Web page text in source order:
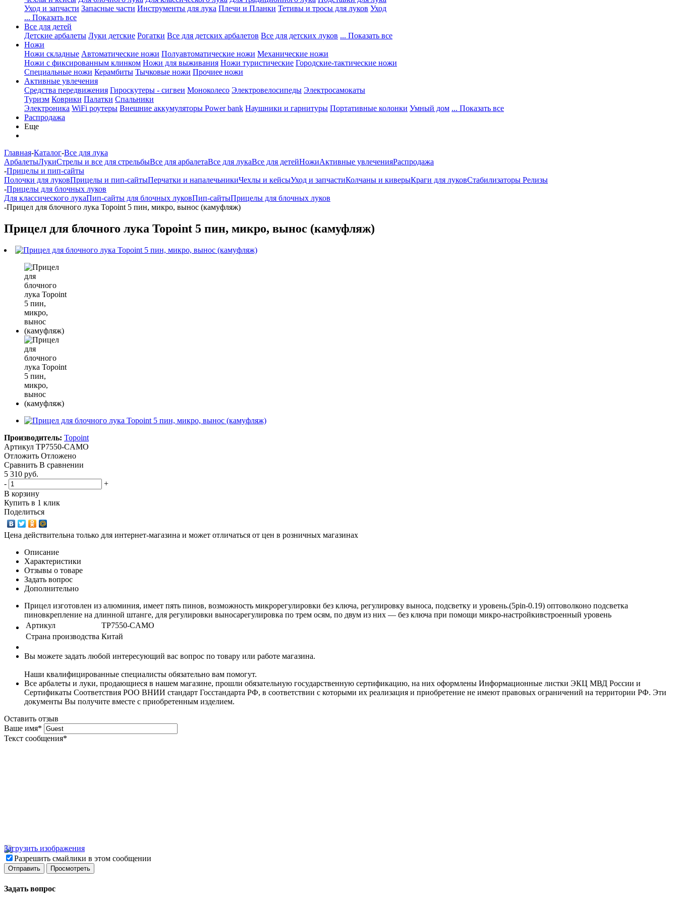
Уход и запчасти Запасные части Инструменты для лука Плечи и Планки Тетивы и тросы для луков Уход
... Показать все
Все для детей
Детские арбалеты Луки детские Рогатки Все для детских арбалетов Все для детских луков ... Показать все
Ножи
Ножи складные Автоматические ножи Полуавтоматические ножи Механические ножи
Ножи с фиксированным клинком Ножи для выживания Ножи туристические Городские-тактические ножи
Специальные ножи Керамбиты Тычковые ножи Прочиее ножи
Активные увлечения
Средства передвижения Гироскутеры - сигвеи Моноколесо Электровелосипеды Электросамокаты
Туризм Коврики Палатки Спальники
Электроника WiFi роутеры Внешние аккумуляторы Power bank Наушники и гарнитуры Портативные колонки Умный дом ... Показать все
Распродажа
Еще
Главная-Каталог-Все для лука
АрбалетыЛукиСтрелы и все для стрельбыВсе для арбалетаВсе для лукаВсе для детейНожиАктивные увлеченияРаспродажа
-Прицелы и пип-сайты
Полочки для луковПрицелы и пип-сайтыПерчатки и напалечьникиЧехлы и кейсыУход и запчастиКолчаны и киверыКраги для луковСтабилизаторы Релизы
-Прицелы для блочных луков
Для классического лукаПип-сайты для блочных луковПип-сайтыПрицелы для блочных луков
-Прицел для блочного лука Topoint 5 пин, микро, вынос (камуфляж)
Прицел для блочного лука Topoint 5 пин, микро, вынос (камуфляж)
Производитель: Topoint
Артикул TP7550-CAMO
Отложить Отложено
Сравнить В сравнении
5 310 руб.
-
+
В корзину
Купить в 1 клик
Поделиться
Цена действительна только для интернет-магазина и может отличаться от цен в розничных магазинах
Описание
Характеристики
Отзывы о товаре
Задать вопрос
Дополнительно
Прицел изготовлен из алюминия, имеет пять пинов, возможность микрорегулировки без ключа, регулировку выноса, подсветку и уровень.(5pin-0.19) оптоволконо подсветка
пиновкрепление на длинной штанге, для регулировки выносарегулировка по трем осям, по двум из них — без ключа при помощи микро-настройкивстроенный уровень
Артикул
TP7550-CAMO
Страна производства Китай
Вы можете задать любой интересующий вас вопрос по товару или работе магазина.
Наши квалифицированные специалисты обязательно вам помогут.
Все арбалеты и луки, продающиеся в нашем магазине, прошли обязательную государственную сертификацию, на них оформлены Информационные листки ЭКЦ МВД России и
Сертификаты Соответствия РОО ВНИИ стандарт Госстандарта РФ, в соответствии с которыми их реализация и приобретение не имеют правовых ограничений на территории РФ. Эти
документы Вы получите вместе с приобретенным изделием.
Оставить отзыв
Ваше имя*
Текст сообщения*
Загрузить изображения
Разрешить смайлики в этом сообщении
Задать вопрос